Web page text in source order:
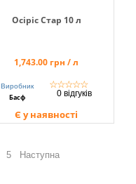
Осіріс Стар 10 л
1,743.00 грн / л
Виробник
Басф
☆☆☆☆☆
0 відгуків
Є у наявності
5 Наступна